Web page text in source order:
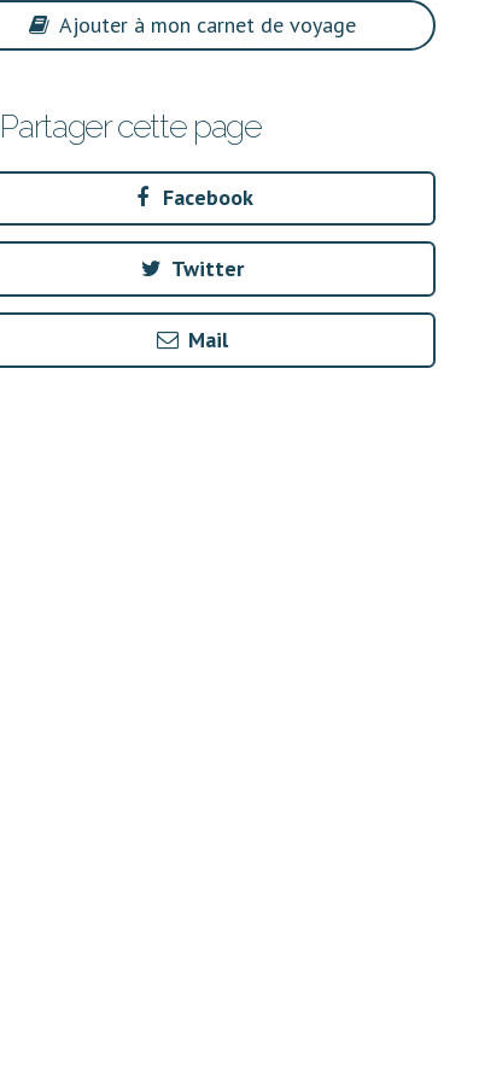
Ajouter à mon carnet de voyage
Partager cette page
Facebook
Twitter
Mail